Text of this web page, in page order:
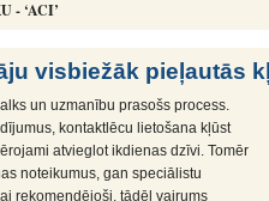
- ‘ACI’
visbiežāk pieļautās
un uzmanību prasošs process.
kontaktlēcu lietošana kļūst
atvieglot ikdienas dzīvi. Tomēr
noteikumus, gan speciālistu
rekomendējoši, tādēļ vairums